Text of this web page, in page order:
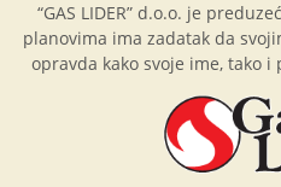
“GAS LIDER” d.o.o. je
planovima ima zadatak da
opravda kako svoje ime, tako